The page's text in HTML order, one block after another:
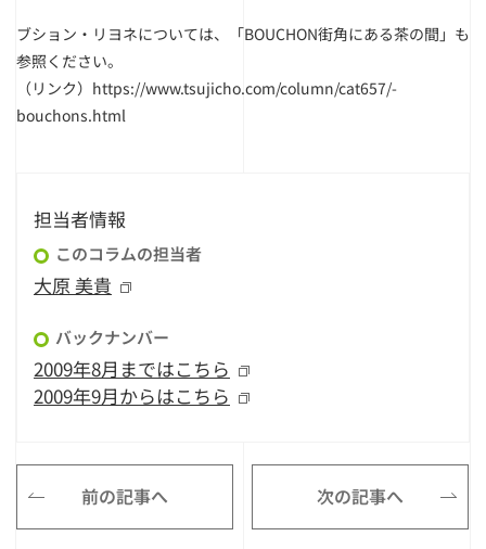
ブション・リヨネについては、「BOUCHON街角にある茶の間」も
参照ください。
（リンク） https://www.tsujicho.com/column/cat657/-
bouchons.html
担当者情報
このコラムの担当者
大原 美貴
バックナンバー
2009年8月まではこちら
2009年9月からはこちら
前の記事へ 次の記事へ